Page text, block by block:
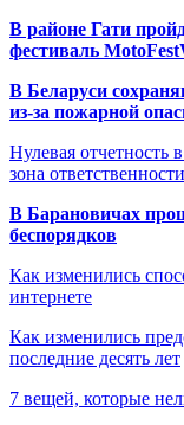
В районе Гати
фестиваль
В Беларуси
из-за пожарной
Нулевая отчетность
зона ответственности
В Барановичах
беспорядков
Как изменились
интернете
Как изменились
последние десять лет
7 вещей, которые